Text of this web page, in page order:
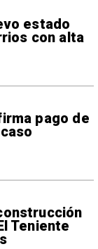
estado
con alta
pago de
Teniente